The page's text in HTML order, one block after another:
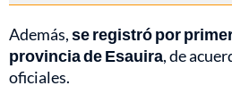
Además,se registró por
provincia de Esauira, de
oficiales.